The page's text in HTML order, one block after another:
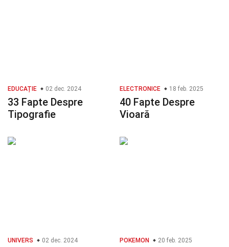
EDUCAȚIE 02 dec. 2024
33 Fapte Despre
Tipografie
ELECTRONICE 18 feb. 2025
40 Fapte Despre
Vioară
UNIVERS 02 dec. 2024 POKEMON 20 feb. 2025